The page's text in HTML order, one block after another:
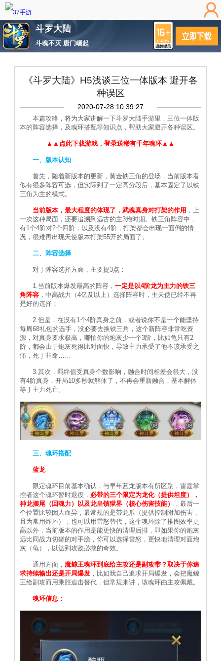
斗罗大陆
斗魂不灭 唐门崛起
《斗罗大陆》H5浅谈三位一体版本 避开各
种误区
2020-07-28 10:39:27
本篇攻略，将为大家讲解一下斗罗大陆手游里，三位一体版
本的阵容选择，及魂环搭配等知识点，帮助大家避开各种误区。
▲▲点此下载游戏，登录送稀有千年魂环▲▲
一、版本认知
首先，随着新版本的更新，黄金铁三角的登场，当前版本看
似有很多阵容可选，但实际到了一定高分段后，基本固定了以铁
三角为主的模式。
当前版本，最大程度的体现了，武魂真身对打架的作用 ，上
一次这种局面，还要追溯到远古的主3炮时期。铁三角阵容中，
有1个4阶对2个四阶，以及没有4阶，打架都会出现一面倒的情
况，很难再出现天使版本打架55开的局面了。
二、阵容选择
对于阵容选择方面，主要提3点：
1.当前版本爆发最高的阵容，一定是以4阶龙为主力的铁三
角阵容 ，中高战力（4亿及以上）选择阵容时，主天使已经不再
是好的选择；
2.但是，在没有1个4阶真身之前，或者说你不是一个能坚持
每周68礼包的选手，没必要去换铁三角，这个新阵容非常吃资
源，对真身要求极高，哪怕你的炮灰少一个3阶，比如龟只有2
阶，都会由于炮灰死得比对面快，导致主力承受了他不该承受之
痛，死于非命……
3.其次，羁绊值受真身个数影响，融合时间相差会很大，没
有4阶真身，开局10多秒就解体了，不再会重新融合，基本解体
等于主力死亡。
三、魂环搭配
蓝龙
限定魂环目前基本确认，与早年蓝龙版本有所区别，雷霆掌
控者这个魂环暂时退役， 必带的三个限定为龙化（提供坦度），
神龙摆尾（回魂力）以及龙皇镇狱界（核心伤害技能）
，最后一
个位置比较因人而异，最常规的是带龙爪（提供控制附加伤害，
且为常用炸环），也可以用雷怒替代，这个魂环除了推图效率更
高以外，当前版本的作用是能更快的清理后排，即如果你的炮灰
远比同战力切磋的对手脆，你可以选择雷怒，更快地清理对面炮
灰（龟），以达到攻敌必救的奇效。
通用方面， 魔鲸王魂环到底给主攻还是副攻带？取决于你追
求持续输出还是开局爆发 ，比如我自己追求开局爆发，会把魔鲸
王给副攻而用乘胜追击替代，但常规来讲，该魂环由主攻佩戴。
魂环信息：